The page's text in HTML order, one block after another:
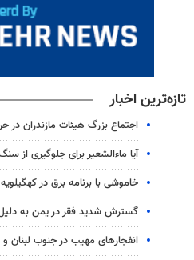
تازه‌ترین اخبار
اجتماع بزرگ هیئات مازندران در
آیا ماءالشعیر برای جلوگیری از
خاموشی با برنامه برق در
گسترش شدید فقر در یمن به
انفجارهای مهیب در جنوب